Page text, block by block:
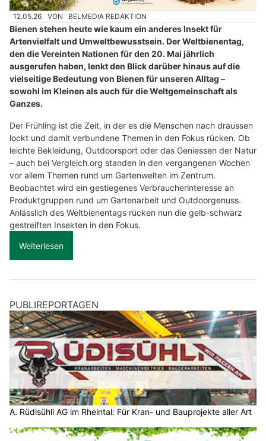
12.05.26 VON BELMEDIA REDAKTION
Bienen stehen heute wie kaum ein anderes Insekt für
Artenvielfalt und Umweltbewusstsein. Der Weltbienentag,
den die Vereinten Nationen für den 20. Mai jährlich
ausgerufen haben, lenkt den Blick darüber hinaus auf die
vielseitige Bedeutung von Bienen für unseren Alltag –
sowohl im Kleinen als auch für die Weltgemeinschaft als
Ganzes.
Der Frühling ist die Zeit, in der es die Menschen nach draussen
lockt und damit verbundene Themen in den Fokus rücken. Ob
leichte Bekleidung, Outdoorsport oder das Geniessen der Natur
– auch bei Vergleich.org standen in den vergangenen Wochen
vor allem Themen rund um Gartenwelten im Zentrum.
Beobachtet wird ein gestiegenes Verbraucherinteresse an
Produktgruppen rund um Gartenarbeit und Outdoorgenuss.
Anlässlich des Weltbienentags rücken nun die gelb-schwarz
gestreiften Insekten in den Fokus.
Weiterlesen
PUBLIREPORTAGEN
A. Rüdisühli AG im Rheintal: Für Kran- und Bauprojekte aller Art